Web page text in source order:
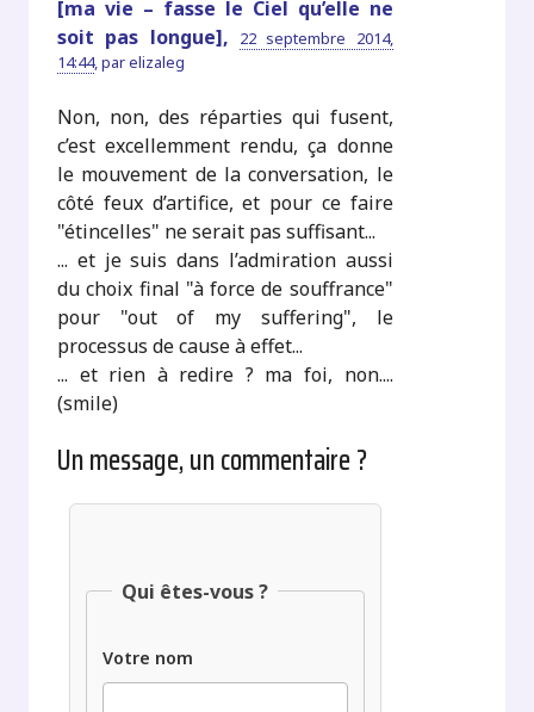
[ma vie – fasse le Ciel qu’elle ne
soit pas longue],
22 septembre 2014,
14:44,parelizaleg
Non, non, des réparties qui fusent,
c’est excellemment rendu, ça donne
le mouvement de la conversation, le
côté feux d’artifice, et pour ce faire
"étincelles" ne serait pas suffisant...
... et je suis dans l’admiration aussi
du choix final "à force de souffrance"
pour "out of my suffering", le
processus de cause à effet...
... et rien à redire ? ma foi, non....
(smile)
Un message, un commentaire ?
Qui êtes-vous ?
Votre nom